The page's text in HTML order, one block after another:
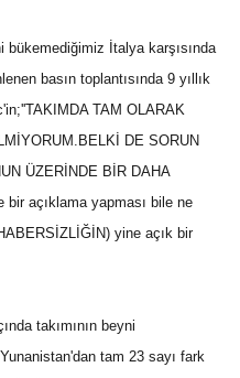
bükemediğimiz İtalya karşısında
basın toplantısında 9 yıllık
TAM OLARAK
DE SORUN
ÜZERİNDE BİR DAHA
açıklama yapması bile ne
yine açık bir
takımının beyni
tam 23 sayı fark